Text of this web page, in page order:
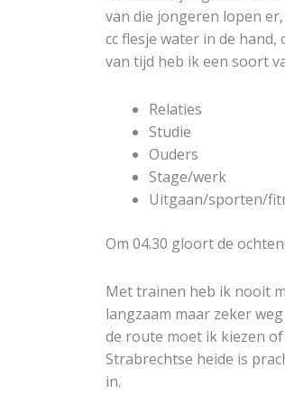
van die jongeren lopen
cc flesje water in de
van tijd heb ik een soort
Relaties
Studie
Ouders
Stage/werk
Uitgaan/sporten/
Om 04.30 gloort de
Met trainen heb ik nooit
langzaam maar zeker
de route moet ik kiezen
Strabrechtse heide is
in.